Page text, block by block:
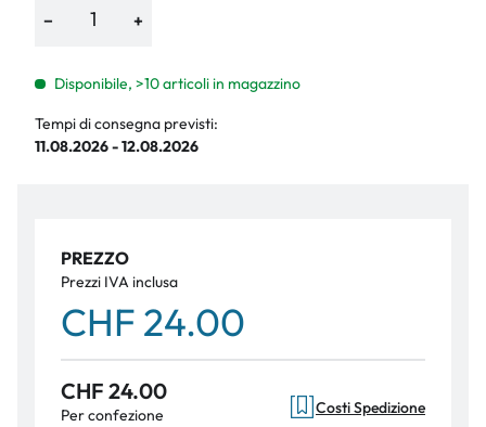
− +
Disponibile, >10 articoli in magazzino
Tempi di consegna previsti:
11.08.2026 - 12.08.2026
PREZZO
Prezzi IVA inclusa
CHF 24.00
CHF 24.00
Per confezione Costi Spedizione